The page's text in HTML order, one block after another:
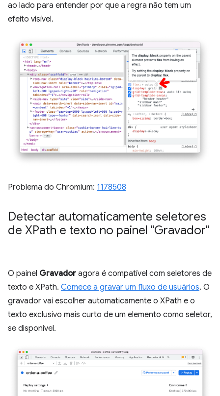
ao lado para entender por que a regra não tem um
efeito visível.
Problema do Chromium: 1178508
Detectar automaticamente seletores
de XPath e texto no painel "Gravador"
O painel Gravador agora é compatível com seletores de
texto e XPath. Comece a gravar um fluxo de usuários. O
gravador vai escolher automaticamente o XPath e o
texto exclusivo mais curto de um elemento como seletor,
se disponível.